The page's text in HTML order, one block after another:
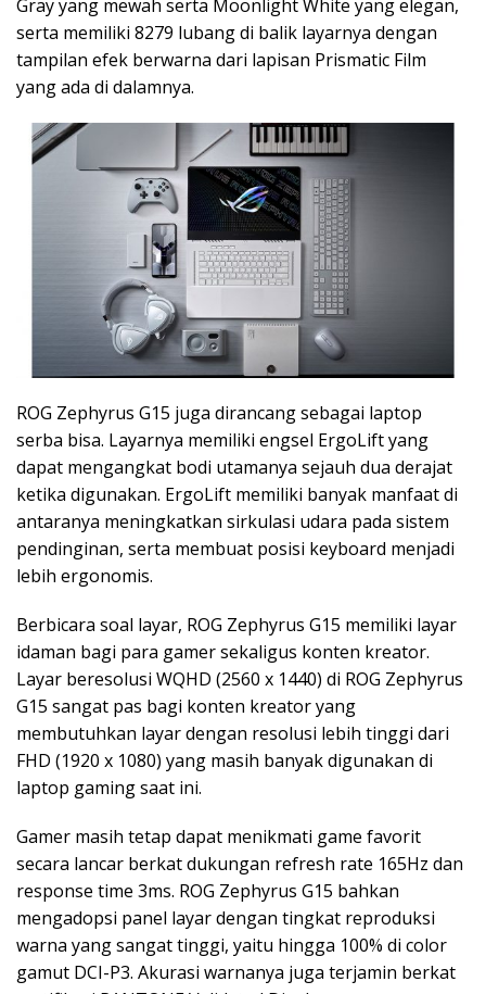
Gray yang mewah serta Moonlight White yang elegan,
serta memiliki 8279 lubang di balik layarnya dengan
tampilan efek berwarna dari lapisan Prismatic Film
yang ada di dalamnya.
ROG Zephyrus G15 juga dirancang sebagai laptop
serba bisa. Layarnya memiliki engsel ErgoLift yang
dapat mengangkat bodi utamanya sejauh dua derajat
ketika digunakan. ErgoLift memiliki banyak manfaat di
antaranya meningkatkan sirkulasi udara pada sistem
pendinginan, serta membuat posisi keyboard menjadi
lebih ergonomis.
Berbicara soal layar, ROG Zephyrus G15 memiliki layar
idaman bagi para gamer sekaligus konten kreator.
Layar beresolusi WQHD (2560 x 1440) di ROG Zephyrus
G15 sangat pas bagi konten kreator yang
membutuhkan layar dengan resolusi lebih tinggi dari
FHD (1920 x 1080) yang masih banyak digunakan di
laptop gaming saat ini.
Gamer masih tetap dapat menikmati game favorit
secara lancar berkat dukungan refresh rate 165Hz dan
response time 3ms. ROG Zephyrus G15 bahkan
mengadopsi panel layar dengan tingkat reproduksi
warna yang sangat tinggi, yaitu hingga 100% di color
gamut DCI-P3. Akurasi warnanya juga terjamin berkat